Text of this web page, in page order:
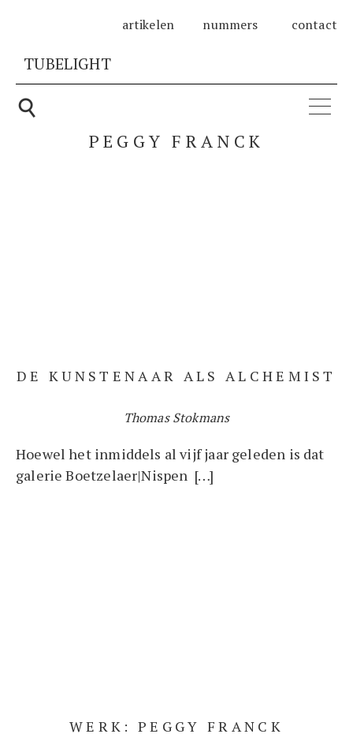
TUBELIGHT
artikelen nummers contact
⚲naar:
PEGGY FRANCK
DE KUNSTENAAR ALS ALCHEMIST
Thomas Stokmans
Hoewel het inmiddels al vijf jaar geleden is dat
galerie Boetzelaer|Nispen […]
WERK: PEGGY FRANCK